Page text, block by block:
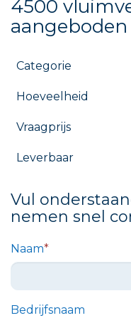
4500
Categorie
Hoeveelheid
Vraagprijs
Leverbaar
Vul
nemen snel
Naam*
Bedrijfsnaam